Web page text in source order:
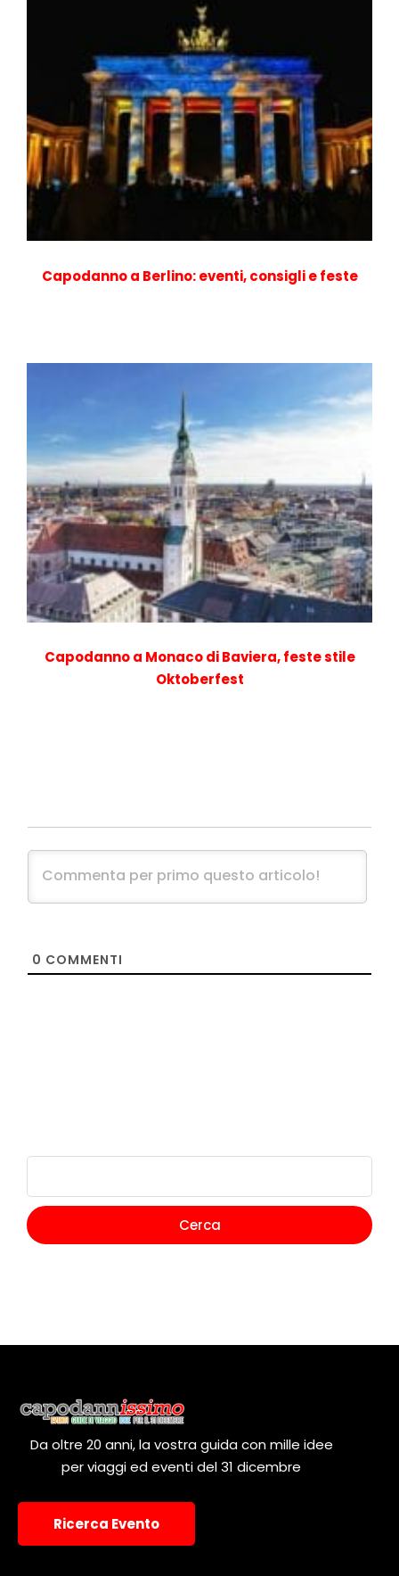
Capodanno a Berlino: eventi, consigli e feste
Capodanno a Monaco di Baviera, feste stile
Oktoberfest
0 COMMENTI
Da oltre 20 anni, la vostra guida con mille idee
per viaggi ed eventi del 31 dicembre
Ricerca Evento